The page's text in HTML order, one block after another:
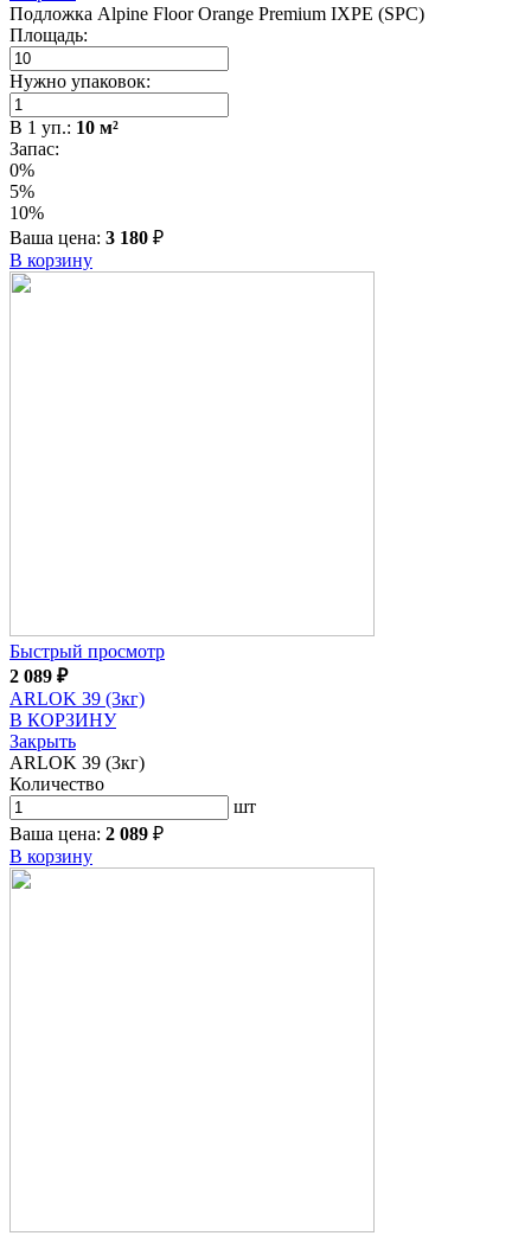
Подложка Alpine Floor Orange Premium IXPE (SPC)
Площадь:
Нужно упаковок:
В 1 уп.: 10 м²
Запас:
0%
5%
10%
Ваша цена: 3 180 ₽
В корзину
Быстрый просмотр
2 089 ₽
ARLOK 39 (3кг)
В КОРЗИНУ
Закрыть
ARLOK 39 (3кг)
Количество
шт
Ваша цена: 2 089 ₽
В корзину